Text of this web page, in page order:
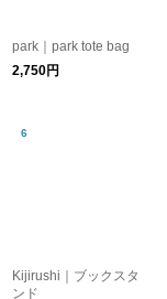
park｜park tote bag
2,750円
Kijirushi｜ブックスタ
ンド